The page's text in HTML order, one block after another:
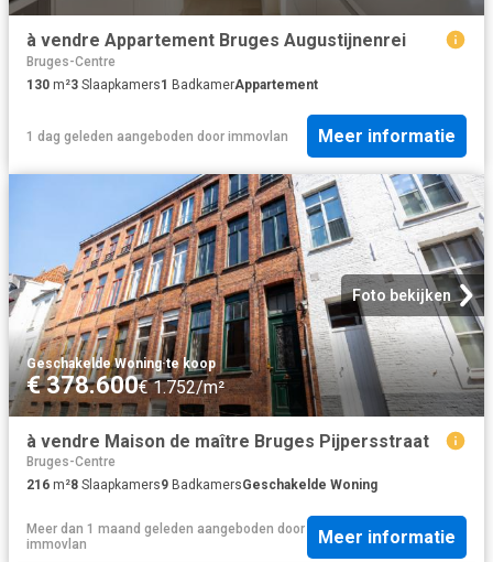
à vendre Appartement Bruges Augustijnenrei
Bruges-Centre
130 m²3 Slaapkamers1 BadkamerAppartement
1 dag geleden aangeboden door immovlan Meer informatie
Foto bekijken
Geschakelde Woning·te koop
€ 378.600€ 1.752/m²
à vendre Maison de maître Bruges Pijpersstraat
Bruges-Centre
216 m²8 Slaapkamers9 BadkamersGeschakelde Woning
Meer dan 1 maand geleden aangeboden door
immovlan
Meer informatie